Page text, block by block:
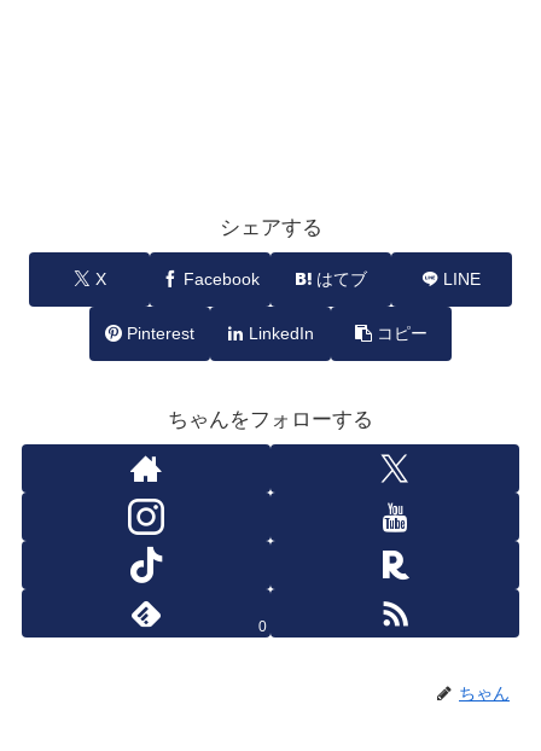
シェアする
X Facebook はてブ LINE
Pinterest LinkedIn コピー
ちゃんをフォローする
0
ちゃん